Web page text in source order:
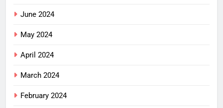
June 2024
May 2024
April 2024
March 2024
February 2024